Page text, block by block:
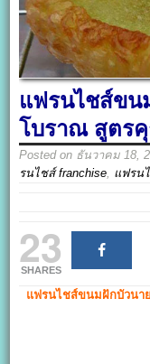
แฟรนไชส์ขน
โบราณ สูตร
Posted on ธันวาคม 18,
รนไชส์ franchise, แฟรน
23
SHARES
แฟรนไชส์ขนมฝักบัวนา